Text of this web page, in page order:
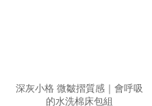
深灰小格 微皺摺質感｜會呼吸
的水洗棉床包組